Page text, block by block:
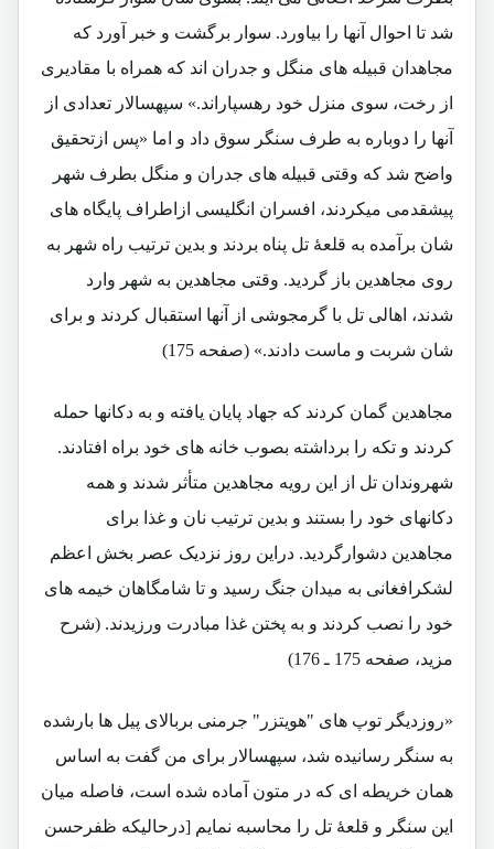
شد تا احوال آنها را بیاورد. سوار برگشت و خبر آورد که
مجاهدان قبیله های منگل و جدران اند که همراه با مقادیری
از رخت، سوی منزل خود رهسپاراند.» سپهسالار تعدادی از
آنها را دوباره به طرف سنگر سوق داد و اما «پس ازتحقیق
واضح شد که وقتی قبیله های جدران و منگل بطرف شهر
پیشقدمی میکردند، افسران انگلیسی ازاطراف پایگاه های
شان برآمده به قلعۀ تل پناه بردند و بدین ترتیب راه شهر به
روی مجاهدین باز گردید. وقتی مجاهدین به شهر وارد
شدند، اهالی تل با گرمجوشی از آنها استقبال کردند و برای
شان شربت و ماست دادند.» (صفحه 175)
مجاهدین گمان کردند که جهاد پایان یافته و به دکانها حمله
کردند و تکه را برداشته بصوب خانه های خود براه افتادند.
شهروندان تل از این رویه مجاهدین متأثر شدند و همه
دکانهای خود را بستند و بدین ترتیب نان و غذا برای
مجاهدین دشوارگردید. دراین روز نزدیک عصر بخش اعظم
لشکرافغانی به میدان جنگ رسید و تا شامگاهان خیمه های
خود را نصب کردند و به پختن غذا مبادرت ورزیدند. (شرح
مزید، صفحه 175 ـ 176)
«روزدیگر توپ های "هویتزر" جرمنی بربالای پیل ها بارشده
به سنگر رسانیده شد، سپهسالار برای من گفت به اساس
همان خریطه ای که در متون آماده شده است، فاصله میان
این سنگر و قلعۀ تل را محاسبه نمایم [درحالیکه ظفرحسن